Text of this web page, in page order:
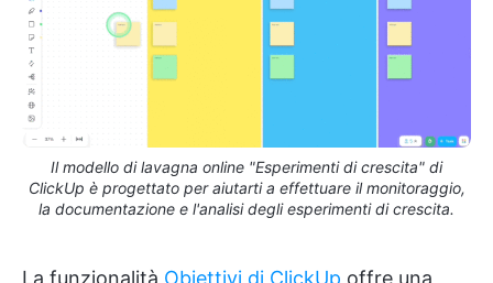
Il modello di lavagna online "Esperimenti di crescita" di
ClickUp è progettato per aiutarti a effettuare il monitoraggio,
la documentazione e l'analisi degli esperimenti di crescita.
La funzionalità Obiettivi di ClickUp offre una